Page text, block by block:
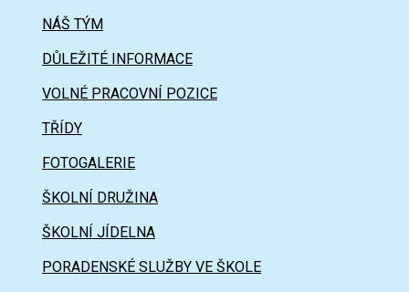
NÁŠ TÝM
DŮLEŽITÉ INFORMACE
VOLNÉ PRACOVNÍ POZICE
TŘÍDY
FOTOGALERIE
ŠKOLNÍ DRUŽINA
ŠKOLNÍ JÍDELNA
PORADENSKÉ SLUŽBY VE ŠKOLE